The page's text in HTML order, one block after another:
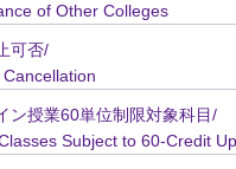
of Other Colleges
可否/
ン授業60単位制限対象科目/
Subject to 60-Credit